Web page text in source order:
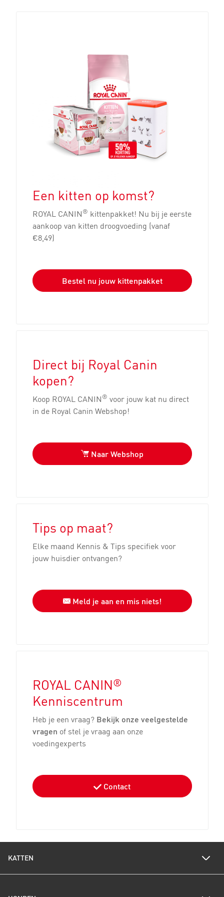
Een kitten op komst?
ROYAL CANIN® kittenpakket! Nu bij je eerste
aankoop van kitten droogvoeding (vanaf
€8,49)
Bestel nu jouw kittenpakket
Direct bij Royal Canin
kopen?
Koop ROYAL CANIN® voor jouw kat nu direct
in de Royal Canin Webshop!
Naar Webshop
Tips op maat?
Elke maand Kennis & Tips specifiek voor
jouw huisdier ontvangen?
Meld je aan en mis niets!
ROYAL CANIN®
Kenniscentrum
Heb je een vraag? Bekijk onze veelgestelde
vragen of stel je vraag aan onze
voedingexperts
Contact
KATTEN